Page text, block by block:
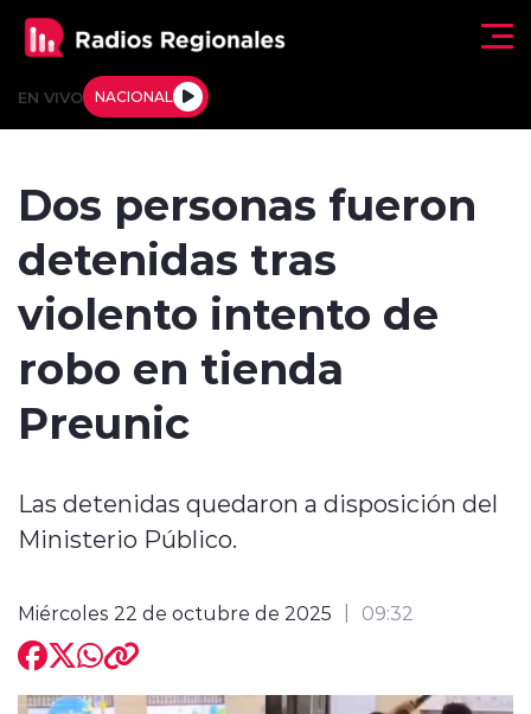
EN VIVO NACIONAL
Actualidad
Deportes
Internacional
Entrevistas
modo claro
Dos personas fueron
detenidas tras
violento intento de
robo en tienda
Preunic
Las detenidas quedaron a disposición del
Ministerio Público.
Miércoles 22 de octubre de 2025 09:32